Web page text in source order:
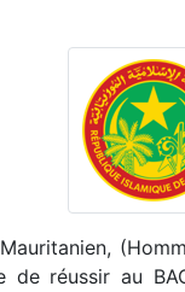
de réussir au